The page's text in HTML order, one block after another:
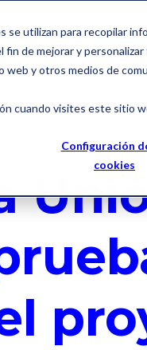
se utilizan para recopilar
de mejorar y
y otros medios de
cuando visites este sitio
Configuración
cookies
VAT